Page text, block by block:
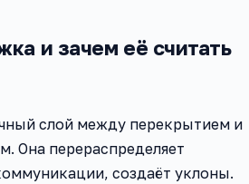
и зачем её считать
слой между перекрытием и
Она перераспределяет
создаёт уклоны.